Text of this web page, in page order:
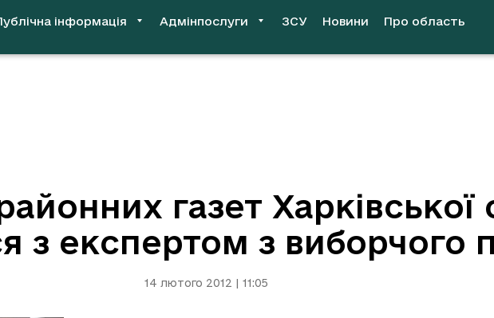
інформація Адмінпослуги ЗСУ Новини Про область
газет Харківської
з експертом з виборчого
14 лютого 2012 | 11:05